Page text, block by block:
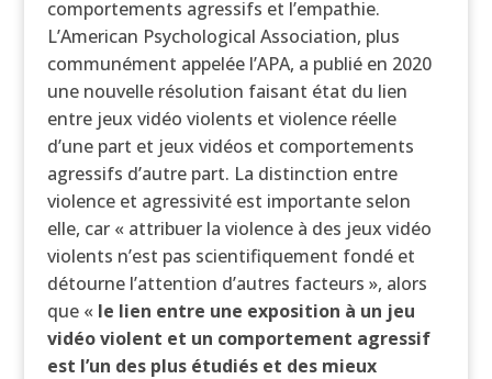
comportements agressifs et l’empathie.
L’American Psychological Association, plus
communément appelée l’APA, a publié en 2020
une nouvelle résolution faisant état du lien
entre jeux vidéo violents et violence réelle
d’une part et jeux vidéos et comportements
agressifs d’autre part. La distinction entre
violence et agressivité est importante selon
elle, car « attribuer la violence à des jeux vidéo
violents n’est pas scientifiquement fondé et
détourne l’attention d’autres facteurs », alors
que « le lien entre une exposition à un jeu
vidéo violent et un comportement agressif
est l’un des plus étudiés et des mieux